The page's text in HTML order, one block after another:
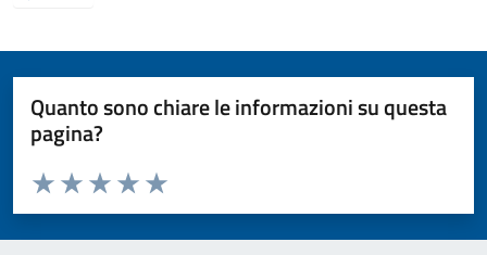
Quanto sono chiare le informazioni su questa
pagina?
Valuta da 1 a 5 stelle la pagina
Valuta 5 stelle su 5
Valuta 4 stelle su 5
Valuta 3 stelle su 5
Valuta 2 stelle su 5
Valuta 1 stelle su 5